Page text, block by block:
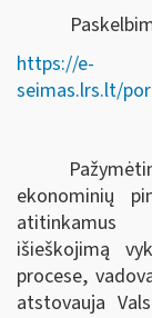
https://e-
seimas.lrs.lt/
ekonominių
atitinkamus
išieškojimą
procese,
atstovauja